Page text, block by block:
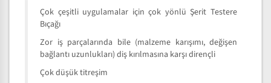
Çok çeşitli uygulamalar için çok yönlü Şerit Testere
Bıçağı
Zor iş parçalarında bile (malzeme karışımı, değişen
bağlantı uzunlukları) diş kırılmasına karşı dirençli
Çok düşük titreşim